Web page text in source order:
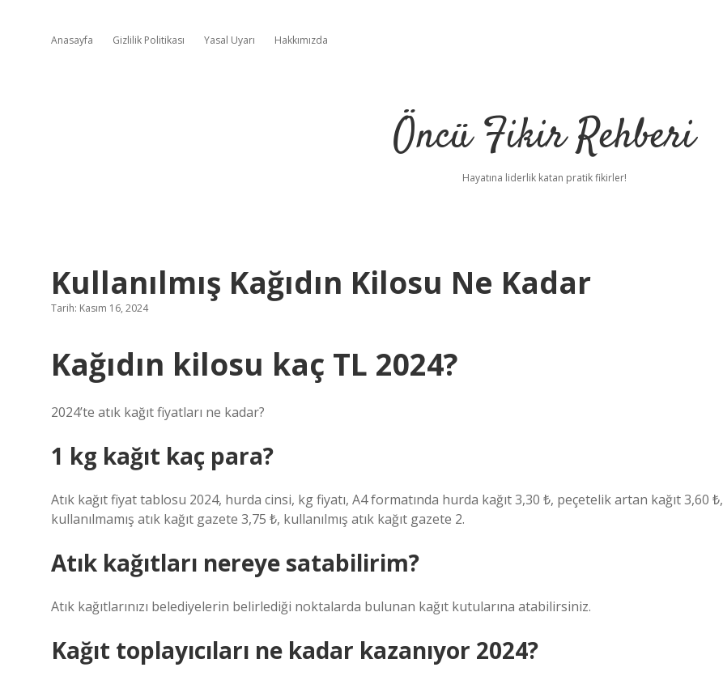
Anasayfa Gizlilik Politikası Yasal Uyarı Hakkımızda
Öncü Fikir Rehberi
Hayatına liderlik katan pratik fikirler!
Kullanılmış Kağıdın Kilosu Ne Kadar
Tarih: Kasım 16, 2024
Kağıdın kilosu kaç TL 2024?
2024’te atık kağıt fiyatları ne kadar?
1 kg kağıt kaç para?
Atık kağıt fiyat tablosu 2024, hurda cinsi, kg fiyatı, A4 formatında hurda kağıt 3,30 ₺, peçetelik artan kağıt 3,60 ₺,
kullanılmamış atık kağıt gazete 3,75 ₺, kullanılmış atık kağıt gazete 2.
Atık kağıtları nereye satabilirim?
Atık kağıtlarınızı belediyelerin belirlediği noktalarda bulunan kağıt kutularına atabilirsiniz.
Kağıt toplayıcıları ne kadar kazanıyor 2024?